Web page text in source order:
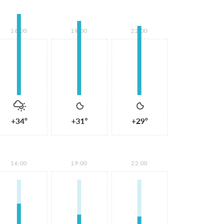
16:00
+34°
19:00
+31°
22:00
+29°
16:00 19:00 22:00